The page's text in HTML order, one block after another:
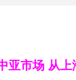
亚市场 从